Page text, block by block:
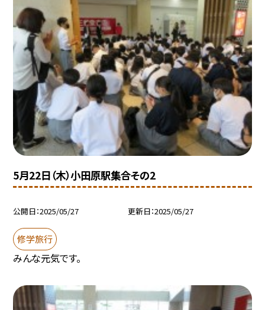
5月22日（木）小田原駅集合その2
公開日 2025/05/27 更新日 2025/05/27
修学旅行
みんな元気です。